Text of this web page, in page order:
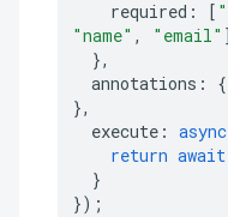
required : [
"name" , "email" ]
},
annotations : {
},
execute : async
return await
}
});